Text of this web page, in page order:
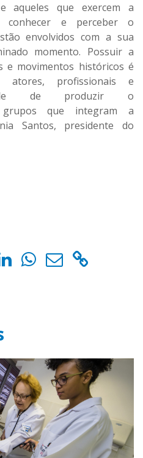
aqueles que exercem a
conhecer e perceber o
envolvidos com a sua
momento. Possuir a
e movimentos históricos é
atores, profissionais e
de produzir o
grupos que integram a
Santos, presidente do